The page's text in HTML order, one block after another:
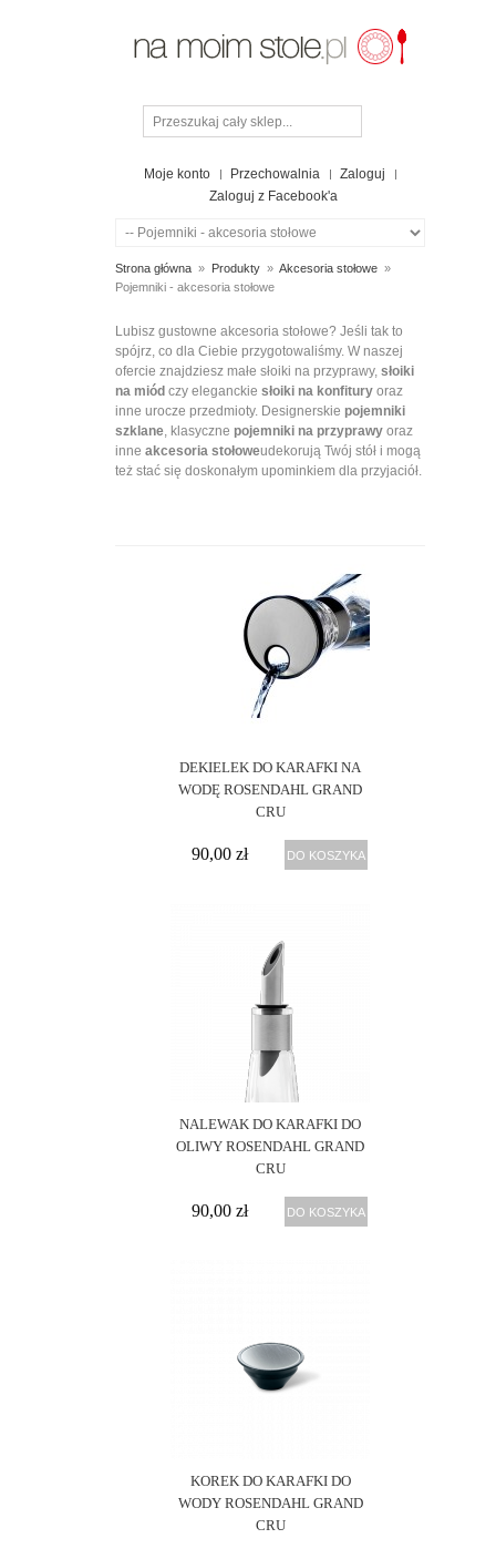
Moje konto Przechowalnia
Zaloguj
Zaloguj z Facebook'a
Strona główna » Produkty » Akcesoria stołowe »
Pojemniki - akcesoria stołowe
Lubisz gustowne akcesoria stołowe? Jeśli tak to
spójrz, co dla Ciebie przygotowaliśmy. W naszej
ofercie znajdziesz małe słoiki na przyprawy,słoiki
na miód czy eleganckie słoiki na konfitury oraz
inne urocze przedmioty. Designerskie pojemniki
szklane, klasyczne pojemniki na przyprawy oraz
inneakcesoria stołoweudekorują Twój stół i mogą
też stać się doskonałym upominkiem dla przyjaciół.
DEKIELEK DO KARAFKI NA
WODĘ ROSENDAHL GRAND
CRU
90,00 zł DO KOSZYKA
NALEWAK DO KARAFKI DO
OLIWY ROSENDAHL GRAND
CRU
90,00 zł DO KOSZYKA
KOREK DO KARAFKI DO
WODY ROSENDAHL GRAND
CRU
POJEMNIKI
-
AKCESORIA
STOŁOWE
OPCJE